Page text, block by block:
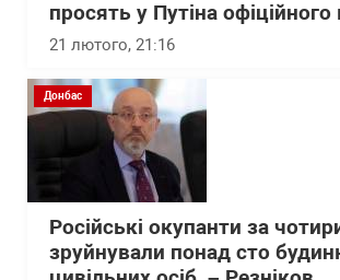
просять у Путіна
21 лютого, 21:16
Донбас
Російські окупанти за
зруйнували понад сто